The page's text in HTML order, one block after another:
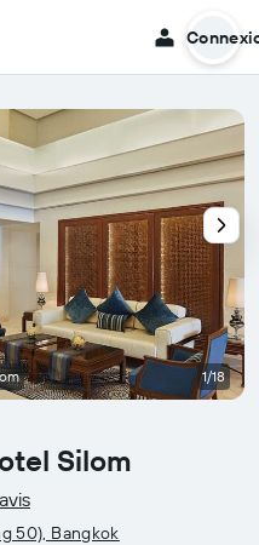
Silom
50), Bangkok
1/18